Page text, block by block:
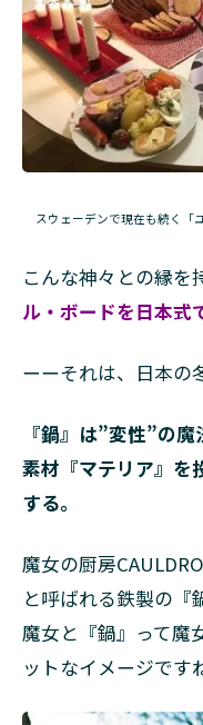
スウェーデンで現在も続く「
こんな神々との縁を
ル・ボードを日本式
ーーそれは、日本の
『鍋』は”変性”の魔
素材『マテリア』を
する。
魔女の厨房
と呼ばれる鉄製の『
魔女と『鍋』って魔
ットなイメージです